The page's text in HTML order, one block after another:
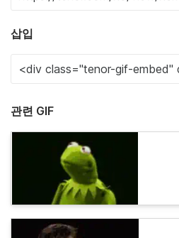
삽입
관련 GIF